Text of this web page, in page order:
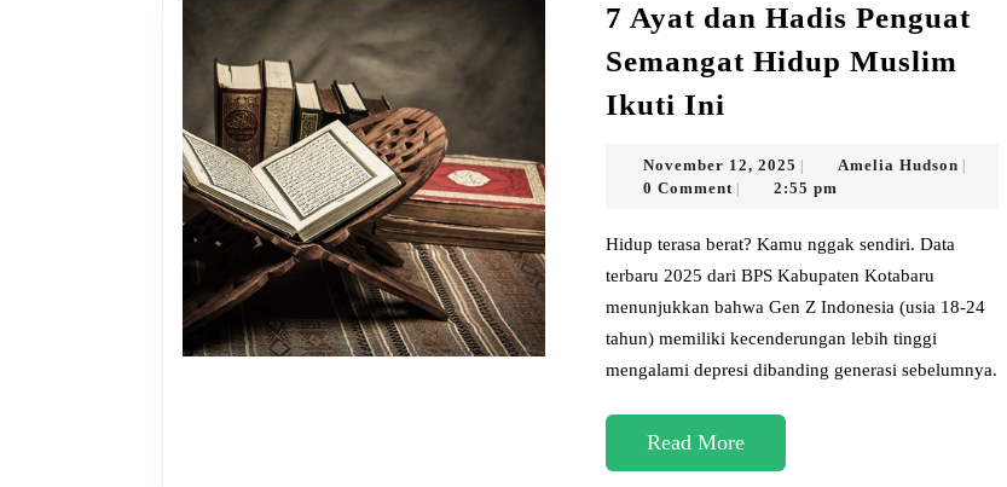
2025
7 Ayat dan Hadis Penguat
Semangat Hidup Muslim
Ikuti Ini
dan
Hadis
Penguat
Semangat
Hidup
Muslim
Ini
November 12, 2025 November
12,
Amelia HudsonAmelia
0 Comment 2:55 pm
Hidup terasa berat? Kamu nggak sendiri. Data
terbaru 2025 dari BPS Kabupaten Kotabaru
menunjukkan bahwa Gen Z Indonesia (usia 18-24
tahun) memiliki kecenderungan lebih tinggi
mengalami depresi dibanding generasi sebelumnya.
Read MoreRead
More